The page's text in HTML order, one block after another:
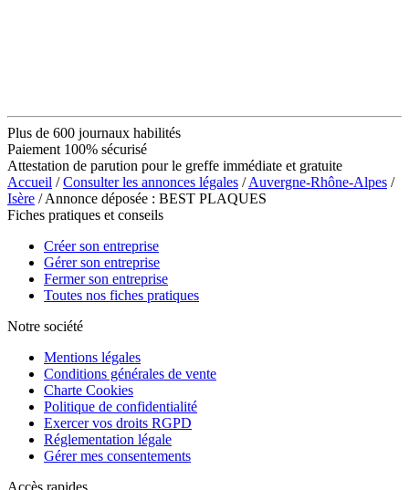
Plus de 600 journaux habilités
Paiement 100% sécurisé
Attestation de parution pour le greffe immédiate et gratuite
Accueil /Consulter les annonces légales /Auvergne-Rhône-Alpes /
Isère / Annonce déposée : BEST PLAQUES
Fiches pratiques et conseils
Créer son entreprise
Gérer son entreprise
Fermer son entreprise
Toutes nos fiches pratiques
Notre société
Mentions légales
Conditions générales de vente
Charte Cookies
Politique de confidentialité
Exercer vos droits RGPD
Réglementation légale
Gérer mes consentements
Accès rapides